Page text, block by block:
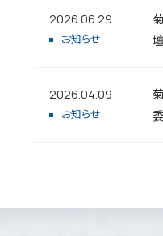
2026.06.29
お知らせ
2026.04.09
お知らせ